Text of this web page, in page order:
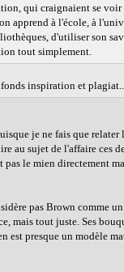
qui craignaient se
apprend à l'école, à
d'utiliser son
tout simplement.
inspiration et
je ne fais que relater
au sujet de l'affaire ces
pas le mien directement
pas Brown comme
mais tout juste. Ses
est presque un modèle